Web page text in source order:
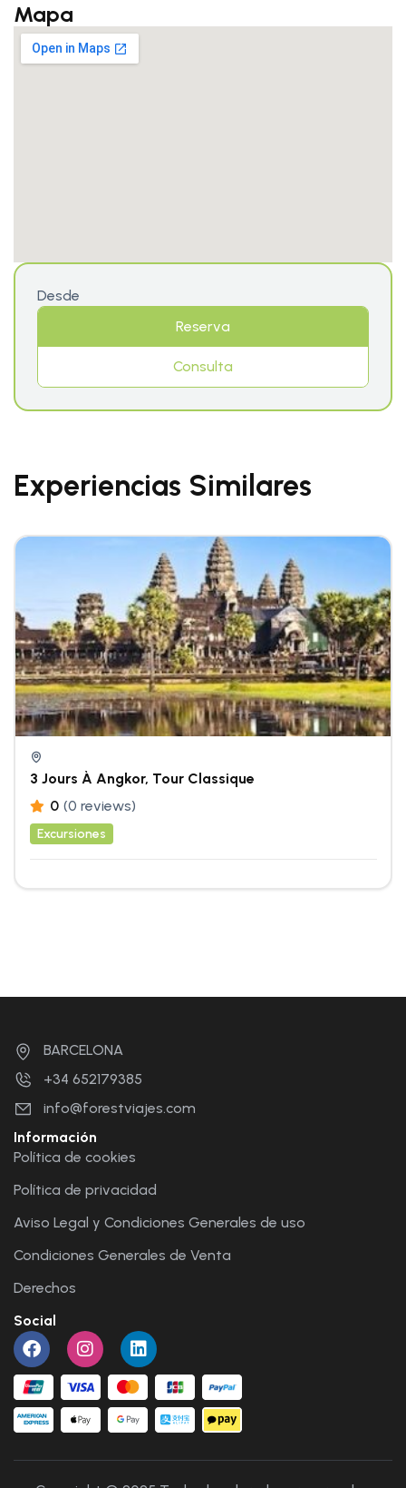
Mapa
Desde
Reserva
Consulta
Experiencias Similares
3 Jours À Angkor, Tour Classique
0 (0 reviews)
Excursiones
BARCELONA
+34 652179385
info@forestviajes.com
Información
Política de cookies
Política de privacidad
Aviso Legal y Condiciones Generales de uso
Condiciones Generales de Venta
Derechos
Social